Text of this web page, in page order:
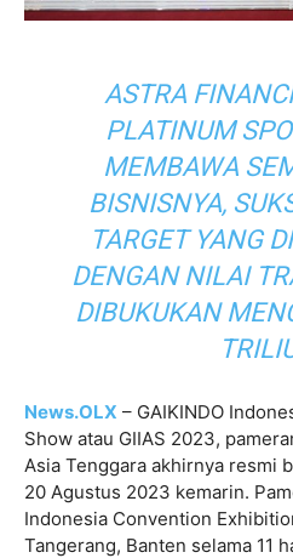
ASTRA
PLATINUM
MEMBAWA
BISNISNYA,
TARGET YANG
DENGAN NILAI
DIBUKUKAN
News.OLX – GAIKINDO
Show atau GIIAS 2023,
Asia Tenggara akhirnya resmi
20 Agustus 2023 kemarin.
Indonesia Convention
Tangerang, Banten selama 11